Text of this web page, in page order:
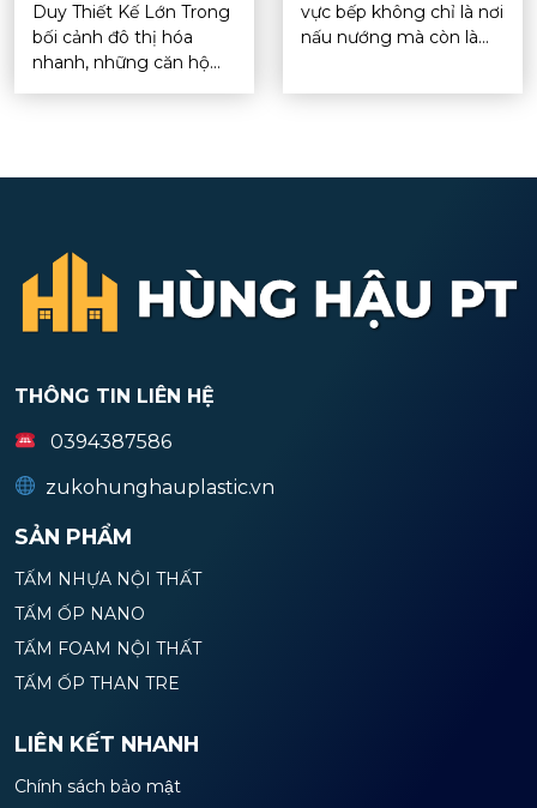
Duy Thiết Kế Lớn Trong
bối cảnh đô thị hóa
nhanh, những căn hộ...
vực bếp không chỉ là nơi
nấu nướng mà còn là...
THÔNG TIN LIÊN HỆ
0394387586
zukohunghauplastic.vn
SẢN PHẨM
TẤM NHỰA NỘI THẤT
TẤM ỐP NANO
TẤM FOAM NỘI THẤT
TẤM ỐP THAN TRE
LIÊN KẾT NHANH
Chính sách bảo mật